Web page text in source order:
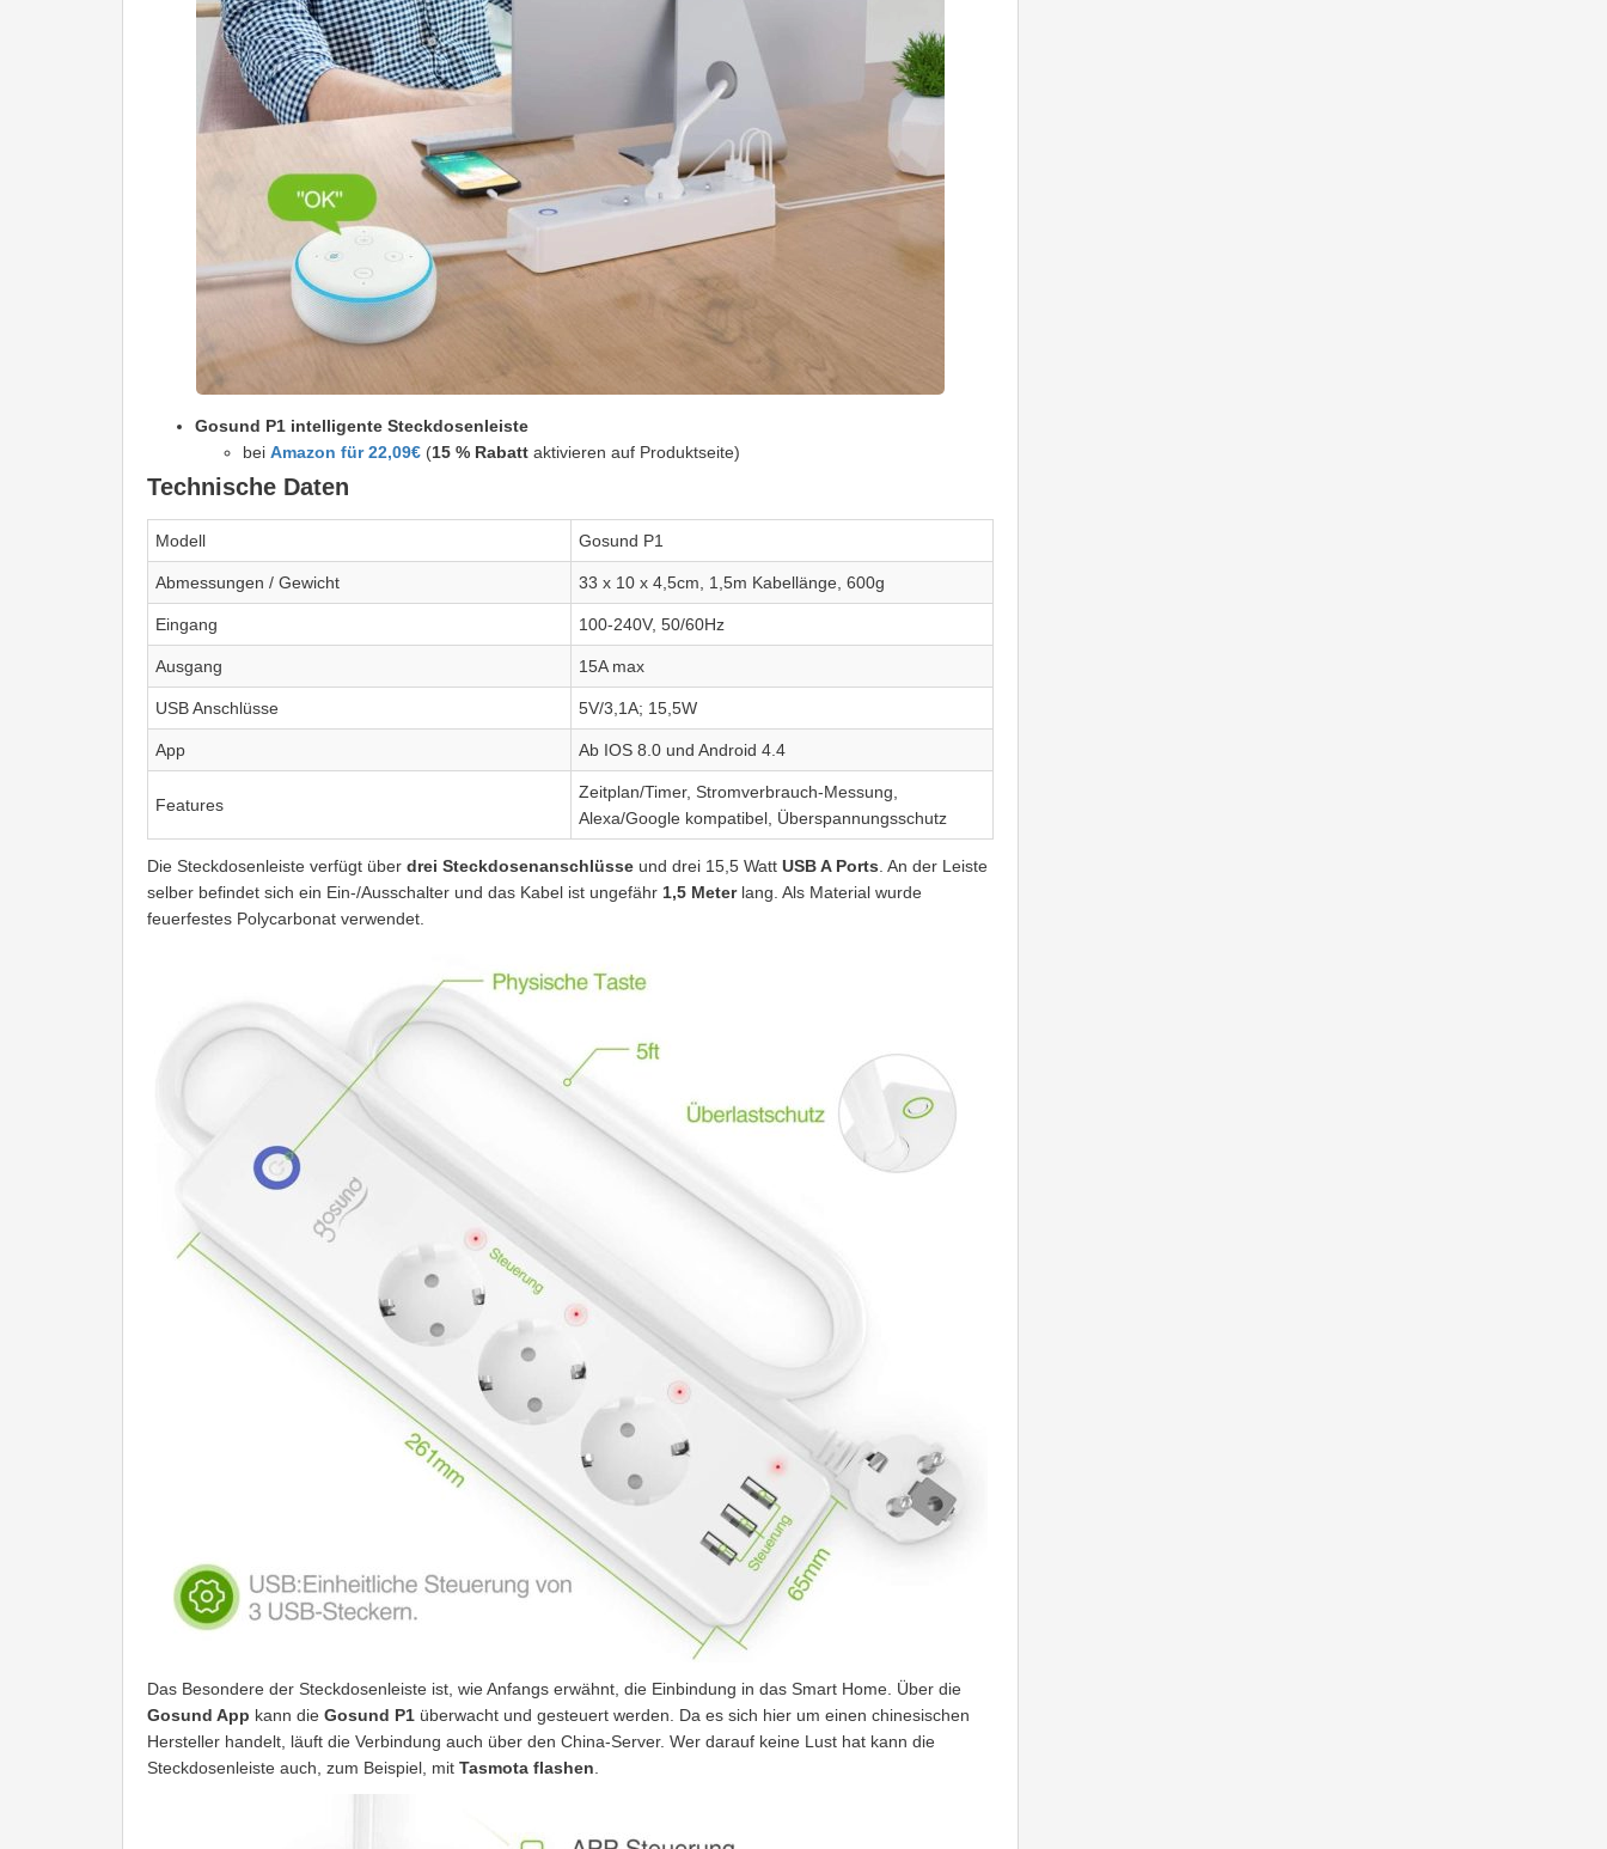
Gosund P1 intelligente Steckdosenleiste
bei Amazon für 22,09€ (15 % Rabatt aktivieren auf Produktseite)
Technische Daten
Modell Gosund P1
Abmessungen / Gewicht 33 x 10 x 4,5cm, 1,5m Kabellänge, 600g
Eingang 100-240V, 50/60Hz
Ausgang 15A max
USB Anschlüsse 5V/3,1A; 15,5W
App Ab IOS 8.0 und Android 4.4
Features
Zeitplan/Timer, Stromverbrauch-Messung,
Alexa/Google kompatibel, Überspannungsschutz
Die Steckdosenleiste verfügt über drei Steckdosenanschlüsse und drei 15,5 Watt USB A Ports . An der Leiste
selber befindet sich ein Ein-/Ausschalter und das Kabel ist ungefähr 1,5 Meterlang. Als Material wurde
feuerfestes Polycarbonat verwendet.
Das Besondere der Steckdosenleiste ist, wie Anfangs erwähnt, die Einbindung in das Smart Home. Über die
Gosund App kann die Gosund P1 überwacht und gesteuert werden. Da es sich hier um einen chinesischen
Hersteller handelt, läuft die Verbindung auch über den China-Server. Wer darauf keine Lust hat kann die
Steckdosenleiste auch, zum Beispiel, mit Tasmota flashen